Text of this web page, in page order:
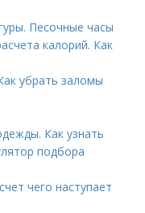
Песочные часы
калорий. Как
убрать заломы
Как узнать
подбора
чего наступает